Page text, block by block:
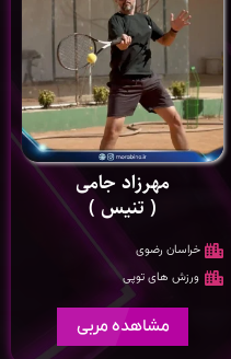
مهرزاد جامی
( تنیس )
خراسان رضوی
ورزش های توپی
مشاهده مربی